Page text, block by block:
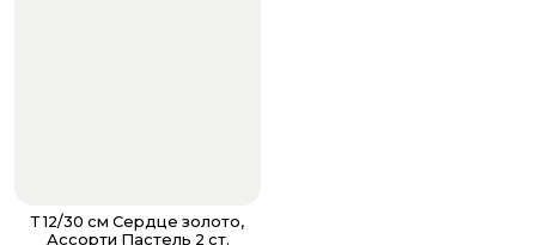
Т 12/30 см Сердце золото,
Ассорти Пастель 2 ст.